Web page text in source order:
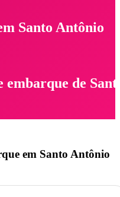
Santo Antônio
embarque de
em Santo Antônio